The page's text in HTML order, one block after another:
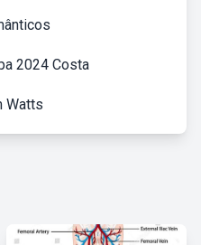
2024 Costa
Watts